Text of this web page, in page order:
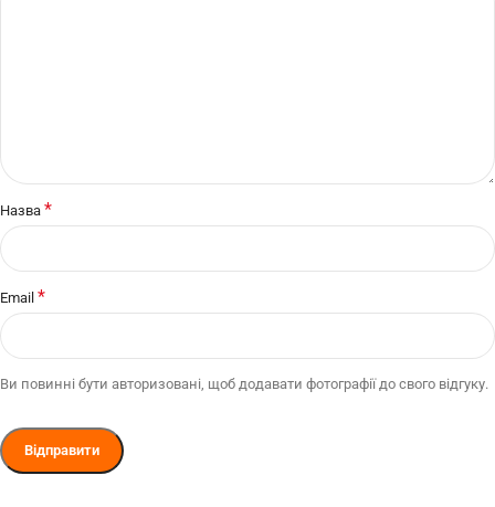
Назва *
Email *
Ви повинні бути авторизовані, щоб додавати фотографії до свого відгуку.